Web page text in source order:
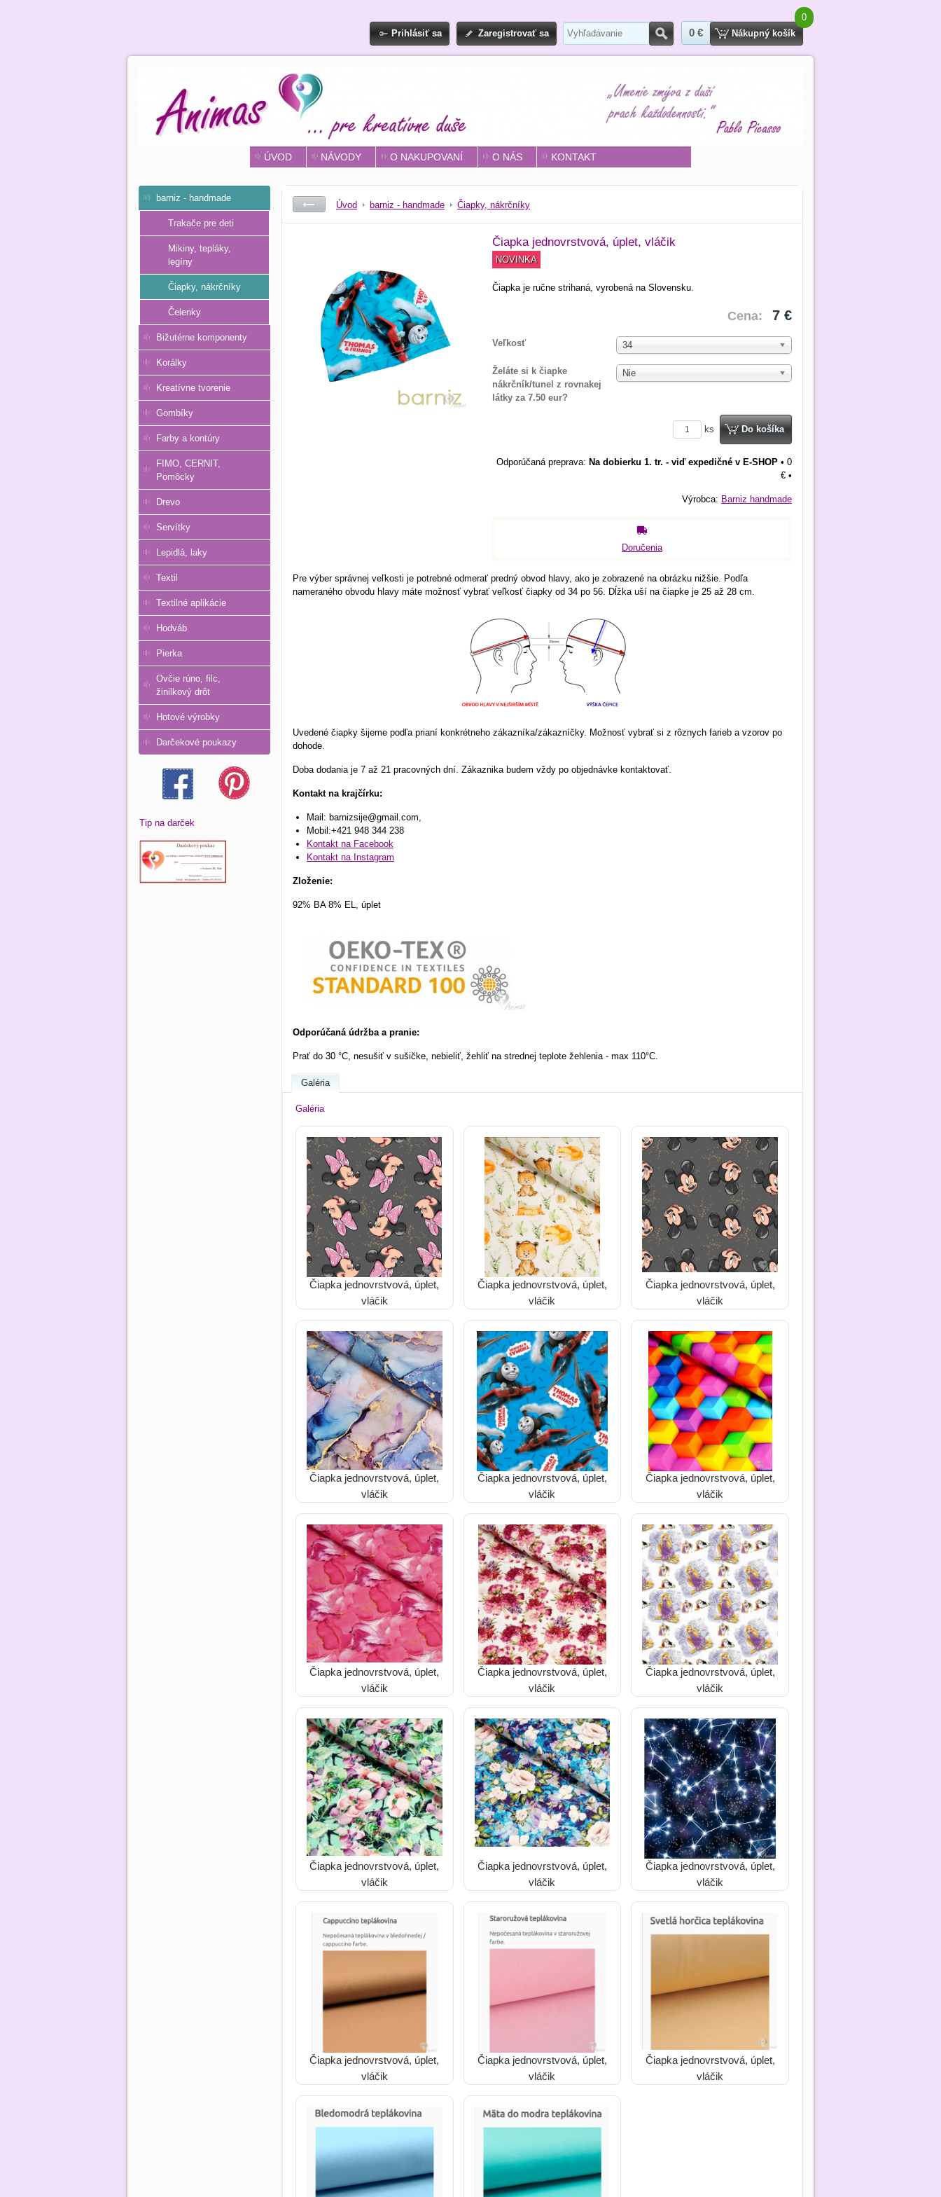
Prihlásiť sa Zaregistrovať sa Hľadať
0 €
0
Nákupný košík
ÚVOD NÁVODY O NAKUPOVANÍ O NÁS KONTAKT
Úvod barniz - handmade Čiapky, nákrčníky
Čiapka jednovrstvová, úplet, vláčik
NOVINKA
Čiapka je ručne strihaná, vyrobená na Slovensku.
Cena: 7 €
Veľkosť 34
Želáte si k čiapke
nákrčník/tunel z rovnakej
látky za 7.50 eur?
Nie
ks Do košíka
Na dobierku 1. tr. - viď expedičné v E-SHOP • 0
€ •
Výrobca: Barniz handmade
Doručenia
Pre výber správnej veľkosti je potrebné odmerať predný obvod hlavy, ako je zobrazené na obrázku nižšie. Podľa
nameraného obvodu hlavy máte možnosť vybrať veľkosť čiapky od 34 po 56. Dĺžka uší na čiapke je 25 až 28 cm.
Uvedené čiapky šijeme podľa prianí konkrétneho zákazníka/zákazníčky. Možnosť vybrať si z rôznych farieb a vzorov po
dohode.
Doba dodania je 7 až 21 pracovných dní. Zákaznika budem vždy po objednávke kontaktovať.
Kontakt na krajčírku:
Mail: barnizsije@gmail.com,
Mobil:+421 948 344 238
Kontakt na Facebook
Kontakt na Instagram
Zloženie:
92% BA 8% EL, úplet
Odporúčaná údržba a pranie:
Prať do 30 °C, nesušiť v sušičke, nebieliť, žehliť na strednej teplote žehlenia - max 110°C.
Galéria
Galéria
Čiapka jednovrstvová, úplet,
vláčik
Čiapka jednovrstvová, úplet,
vláčik
Čiapka jednovrstvová, úplet,
vláčik
Čiapka jednovrstvová, úplet,
vláčik
Čiapka jednovrstvová, úplet,
vláčik
Čiapka jednovrstvová, úplet,
vláčik
Čiapka jednovrstvová, úplet,
vláčik
Čiapka jednovrstvová, úplet,
vláčik
Čiapka jednovrstvová, úplet,
vláčik
Čiapka jednovrstvová, úplet,
vláčik
Čiapka jednovrstvová, úplet,
vláčik
Čiapka jednovrstvová, úplet,
vláčik
Čiapka jednovrstvová, úplet,
vláčik
Čiapka jednovrstvová, úplet,
vláčik
Čiapka jednovrstvová, úplet,
vláčik
barniz - handmade
Trakače pre deti
Mikiny, tepláky,
legíny
Čiapky, nákrčníky
Čelenky
Bižutérne komponenty
Korálky
Kreatívne tvorenie
Gombíky
Farby a kontúry
FIMO, CERNIT,
Pomôcky
Drevo
Servítky
Lepidlá, laky
Textil
Textilné aplikácie
Hodváb
Pierka
Ovčie rúno, filc,
žinilkový drôt
Hotové výrobky
Darčekové poukazy
Tip na darček